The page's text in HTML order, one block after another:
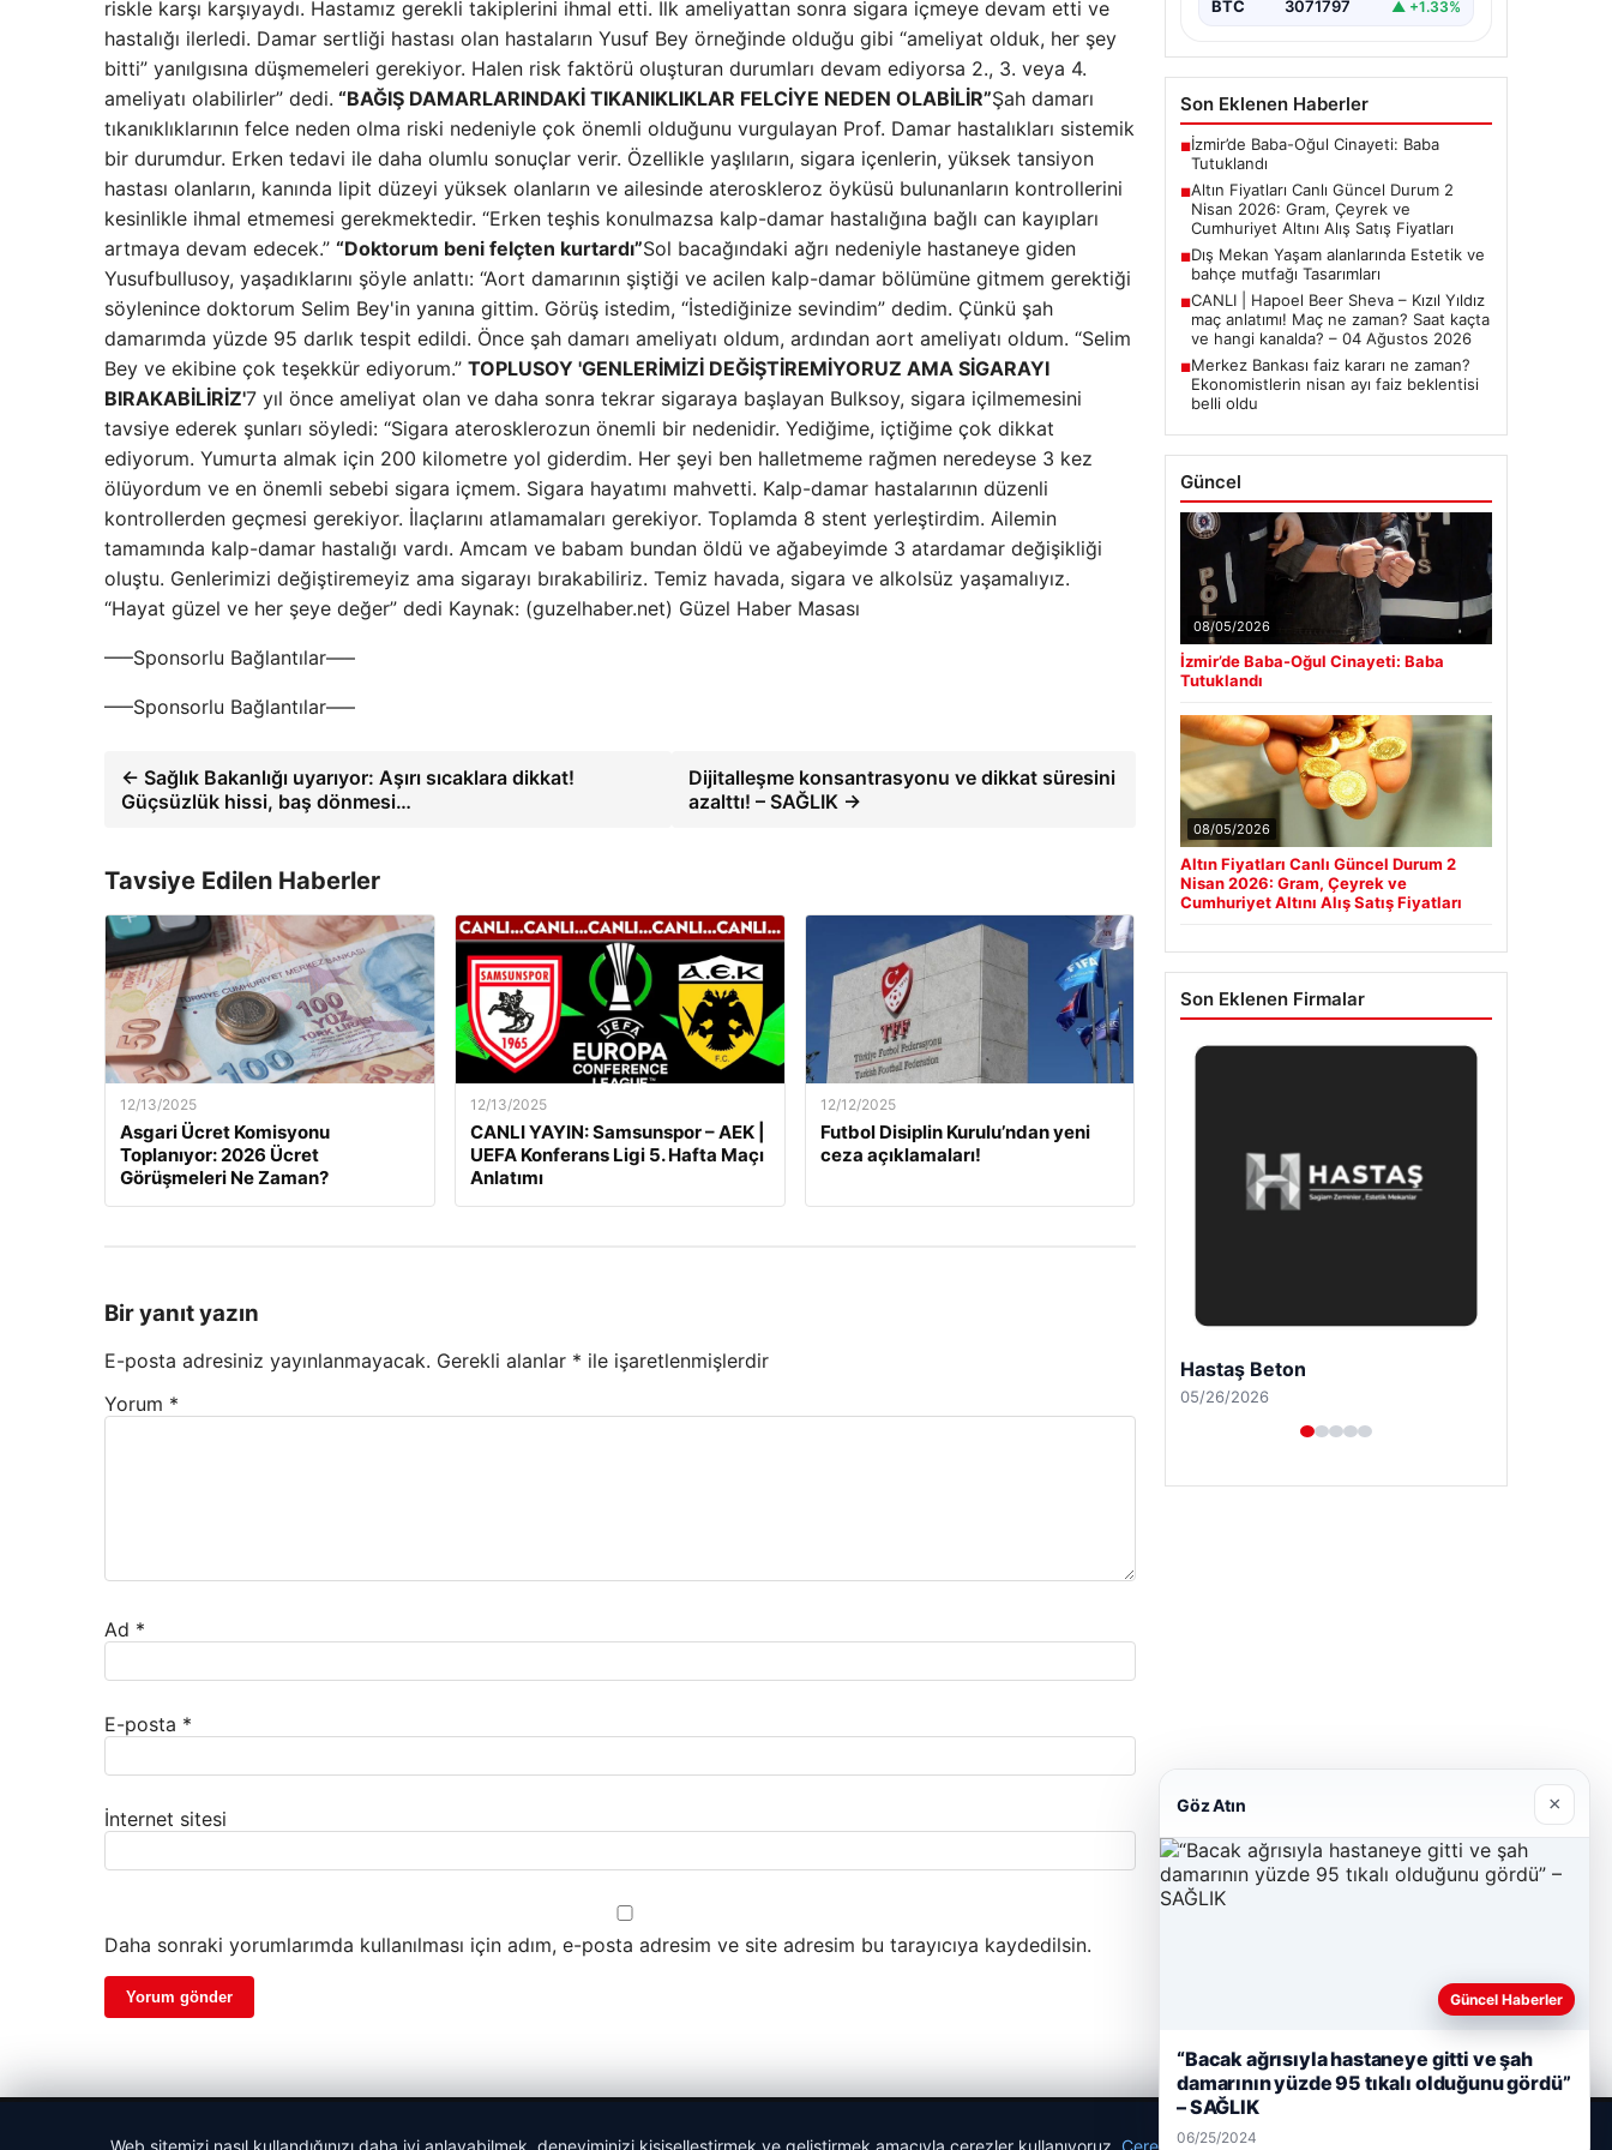
riskle karşı karşıyaydı. Hastamız gerekli takiplerini ihmal etti. İlk ameliyattan sonra sigara içmeye devam etti ve
hastalığı ilerledi. Damar sertliği hastası olan hastaların Yusuf Bey örneğinde olduğu gibi “ameliyat olduk, her şey
bitti” yanılgısına düşmemeleri gerekiyor. Halen risk faktörü oluşturan durumları devam ediyorsa 2., 3. veya 4.
ameliyatı olabilirler” dedi. “BAĞIŞ DAMARLARINDAKİ TIKANIKLIKLAR FELCİYE NEDEN OLABİLİR”Şah damarı
tıkanıklıklarının felce neden olma riski nedeniyle çok önemli olduğunu vurgulayan Prof. Damar hastalıkları sistemik
bir durumdur. Erken tedavi ile daha olumlu sonuçlar verir. Özellikle yaşlıların, sigara içenlerin, yüksek tansiyon
hastası olanların, kanında lipit düzeyi yüksek olanların ve ailesinde ateroskleroz öyküsü bulunanların kontrollerini
kesinlikle ihmal etmemesi gerekmektedir. “Erken teşhis konulmazsa kalp-damar hastalığına bağlı can kayıpları
artmaya devam edecek.” “Doktorum beni felçten kurtardı”Sol bacağındaki ağrı nedeniyle hastaneye giden
Yusufbullusoy, yaşadıklarını şöyle anlattı: “Aort damarının şiştiği ve acilen kalp-damar bölümüne gitmem gerektiği
söylenince doktorum Selim Bey'in yanına gittim. Görüş istedim, “İstediğinize sevindim” dedim. Çünkü şah
damarımda yüzde 95 darlık tespit edildi. Önce şah damarı ameliyatı oldum, ardından aort ameliyatı oldum. “Selim
Bey ve ekibine çok teşekkür ediyorum.” TOPLUSOY 'GENLERİMİZİ DEĞİŞTİREMİYORUZ AMA SİGARAYI
BIRAKABİLİRİZ'7 yıl önce ameliyat olan ve daha sonra tekrar sigaraya başlayan Bulksoy, sigara içilmemesini
tavsiye ederek şunları söyledi: “Sigara aterosklerozun önemli bir nedenidir. Yediğime, içtiğime çok dikkat
ediyorum. Yumurta almak için 200 kilometre yol giderdim. Her şeyi ben halletmeme rağmen neredeyse 3 kez
ölüyordum ve en önemli sebebi sigara içmem. Sigara hayatımı mahvetti. Kalp-damar hastalarının düzenli
kontrollerden geçmesi gerekiyor. İlaçlarını atlamamaları gerekiyor. Toplamda 8 stent yerleştirdim. Ailemin
tamamında kalp-damar hastalığı vardı. Amcam ve babam bundan öldü ve ağabeyimde 3 atardamar değişikliği
oluştu. Genlerimizi değiştiremeyiz ama sigarayı bırakabiliriz. Temiz havada, sigara ve alkolsüz yaşamalıyız.
“Hayat güzel ve her şeye değer” dedi Kaynak: (guzelhaber.net) Güzel Haber Masası
—–Sponsorlu Bağlantılar—–
—–Sponsorlu Bağlantılar—–
← Sağlık Bakanlığı uyarıyor: Aşırı sıcaklara dikkat!
Güçsüzlük hissi, baş dönmesi…
Dijitalleşme konsantrasyonu ve dikkat süresini
azalttı! – SAĞLIK →
Tavsiye Edilen Haberler
12/13/2025
Asgari Ücret Komisyonu
Toplanıyor: 2026 Ücret
Görüşmeleri Ne Zaman?
12/13/2025
CANLI YAYIN: Samsunspor – AEK |
UEFA Konferans Ligi 5. Hafta Maçı
Anlatımı
12/12/2025
Futbol Disiplin Kurulu’ndan yeni
ceza açıklamaları!
Bir yanıt yazın
E-posta adresiniz yayınlanmayacak. Gerekli alanlar * ile işaretlenmişlerdir
Yorum *
Ad *
E-posta *
İnternet sitesi
Daha sonraki yorumlarımda kullanılması için adım, e-posta adresim ve site adresim bu tarayıcıya kaydedilsin.
BTC 3071797 ▲ +1.33%
Son Eklenen Haberler
■İzmir’de Baba-Oğul Cinayeti: Baba
Tutuklandı
■Altın Fiyatları Canlı Güncel Durum 2
Nisan 2026: Gram, Çeyrek ve
Cumhuriyet Altını Alış Satış Fiyatları
■Dış Mekan Yaşam alanlarında Estetik ve
bahçe mutfağı Tasarımları
■CANLI | Hapoel Beer Sheva – Kızıl Yıldız
maç anlatımı! Maç ne zaman? Saat kaçta
ve hangi kanalda? – 04 Ağustos 2026
■Merkez Bankası faiz kararı ne zaman?
Ekonomistlerin nisan ayı faiz beklentisi
belli oldu
Güncel
08/05/2026
İzmir’de Baba-Oğul Cinayeti: Baba
Tutuklandı
08/05/2026
Altın Fiyatları Canlı Güncel Durum 2
Nisan 2026: Gram, Çeyrek ve
Cumhuriyet Altını Alış Satış Fiyatları
Son Eklenen Firmalar
Hastaş Beton
05/26/2026
Web sitemizi nasıl kullandığınızı daha iyi anlayabilmek, deneyiminizi kişiselleştirmek ve geliştirmek amacıyla çerezler kullanıyoruz. Çerez Politikamız
Göz Atın ×
Güncel Haberler
“Bacak ağrısıyla hastaneye gitti ve şah
damarının yüzde 95 tıkalı olduğunu gördü”
– SAĞLIK
06/25/2024